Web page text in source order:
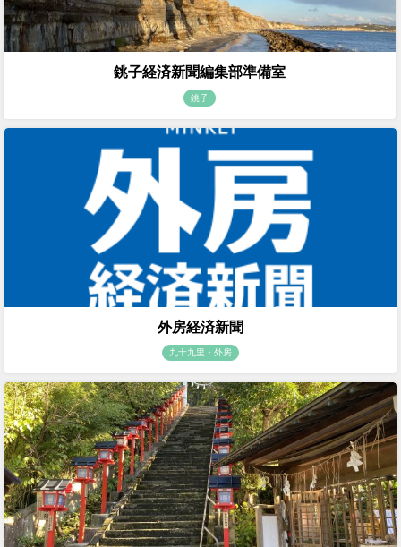
銚子経済新聞編集部準備室
銚子
外房経済新聞
九十九里・外房